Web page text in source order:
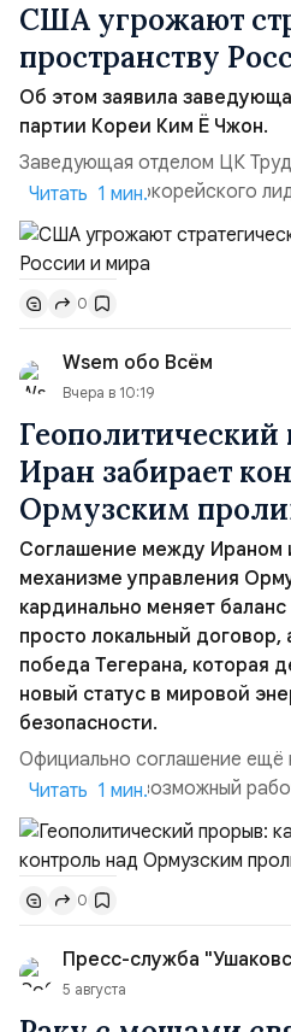
США угрожают
пространству
Об этом заявила
партии Кореи Ким Ё Чжон.
Заведующая отделом ЦК
сестра северокорейского
заявление для прессы в ответ
совместных с флотом США
Томагавк.«Япония отбросила
„исключительно
вопрос о собственном
всеобщее обозрение,
Читать 1 мин.
0
Wsem обо Всём
Вчера в 10:19
Геополитический
Иран забирает
Ормузским
Соглашение между Ираном
механизме управления
кардинально меняет
просто локальный договор,
победа Тегерана, которая
новый статус в мировой
безопасности.
Официально соглашение ещё
пункты — это возможный
скорее всего будут
тезисы и последствия этого
доли контроля (75 на 25).
контролировали пролив на
50/50. Стало: Новое
Ираном...
Читать 1 мин.
0
Пресс-служба
5 августа